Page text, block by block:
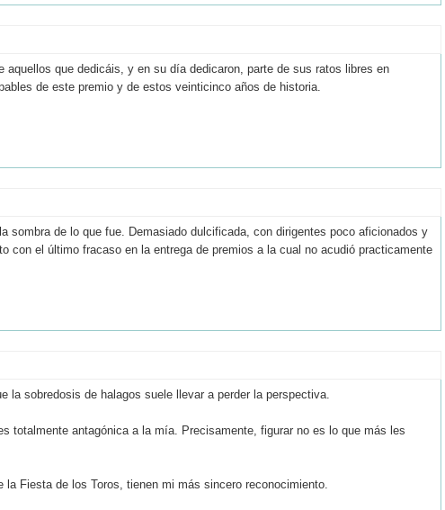
aquellos que dedicáis, y en su día dedicaron, parte de sus ratos libres en
de este premio y de estos veinticinco años de historia.
sombra de lo que fue. Demasiado dulcificada, con dirigentes poco aficionados y
con el último fracaso en la entrega de premios a la cual no acudió practicamente
sobredosis de halagos suele llevar a perder la perspectiva.
totalmente antagónica a la mía. Precisamente, figurar no es lo que más les
Fiesta de los Toros, tienen mi más sincero reconocimiento.